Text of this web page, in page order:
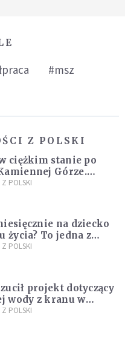
#msz
Z POLSKI
ciężkim stanie po
Górze.
dwóch
POLSKI
na dziecko
życia? To jedna z
programu "Rozwój
POLSKI
projekt dotyczący
wody z kranu w
POLSKI